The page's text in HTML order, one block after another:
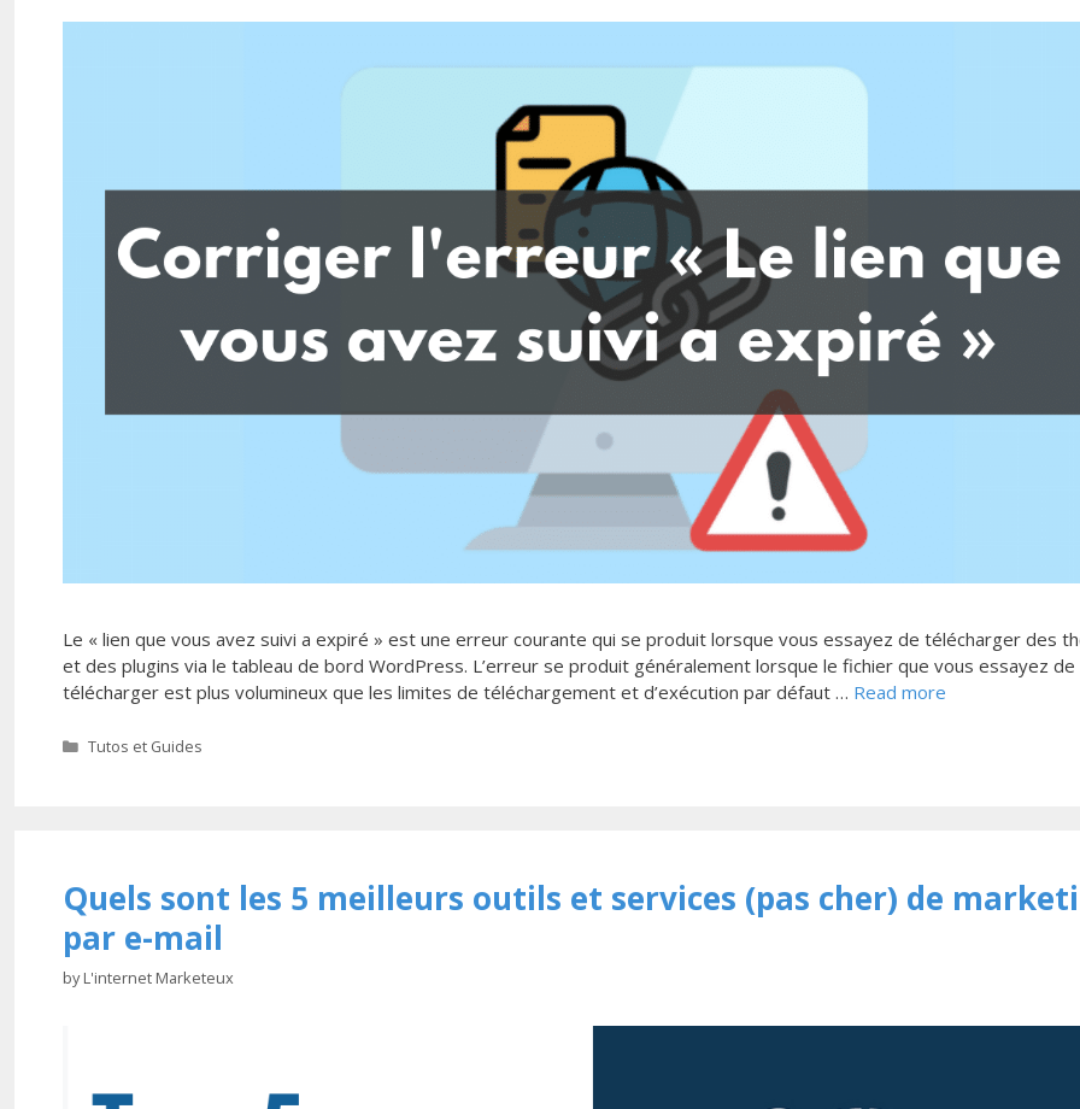
Le « lien que vous avez suivi a expiré » est une erreur courante qui se produit lorsque vous essayez de télécharger des
et des plugins via le tableau de bord WordPress. L’erreur se produit généralement lorsque le fichier que vous essayez de
télécharger est plus volumineux que les limites de téléchargement et d’exécution par défaut … Read more
Categories
Tutos et Guides
Quels sont les 5 meilleurs outils et services (pas cher) de
par e-mail
byL'internet Marketeux